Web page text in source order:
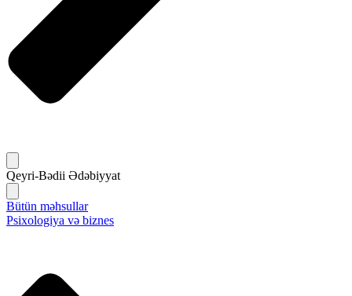
Qeyri-Bədii Ədəbiyyat
Bütün məhsullar
Psixologiya və biznes